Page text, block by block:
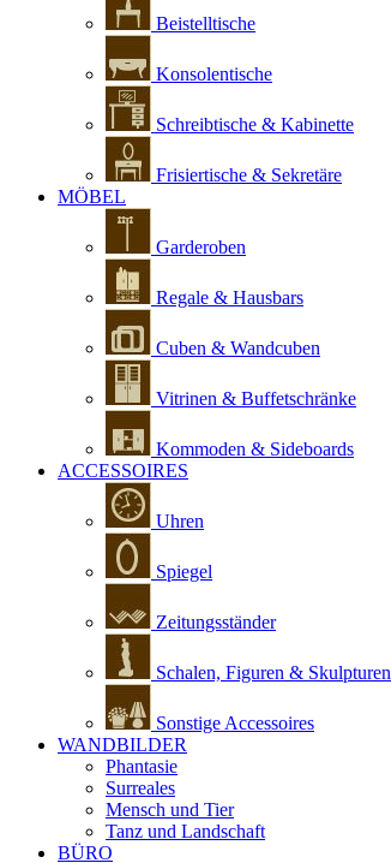
Beistelltische
Konsolentische
Schreibtische & Kabinette
Frisiertische & Sekretäre
MÖBEL
Garderoben
Regale & Hausbars
Cuben & Wandcuben
Vitrinen & Buffetschränke
Kommoden & Sideboards
ACCESSOIRES
Uhren
Spiegel
Zeitungsständer
Schalen, Figuren & Skulpturen
Sonstige Accessoires
WANDBILDER
Phantasie
Surreales
Mensch und Tier
Tanz und Landschaft
BÜRO